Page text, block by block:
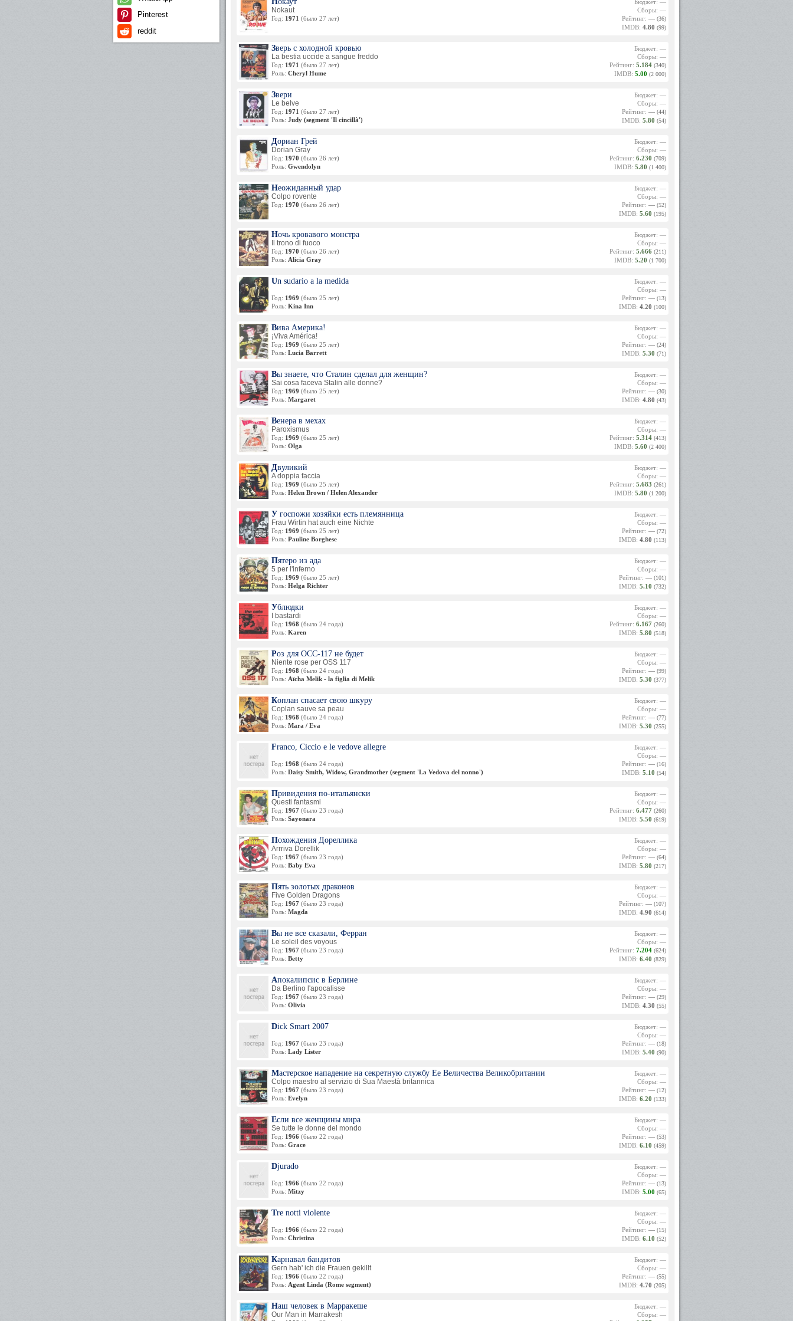
Pinterest
reddit
В Италию она вернулась уже в 1981 году и снялась в комедии Дино Ризи "Sesso e volentieri "
(1982), где снова работала вместе с Джонни Дорелли. Но возвращения в кино не состоялось.
Она сыграла ещё в одном фильме – очень мрачном детективе "Neapolitan Sting" (1983).
Личная жизнь
В 1963 году вышла замуж за итальянского хореографа, а позднее театрального агента Джино
Малерба. Брак просуществовал недолго, но в этом браке она родила первого сына.
Её сыновья тоже посвятили себя миру кино: Роберто Малерба – сын от брака с Джино
Малерба – стал продюсером и директором картин, а Дамьян Андерсон – координатором
проектов.
Nokaut
Год: 1971 (было 27 лет)
Бюджет: —
Сборы: —
Рейтинг: — (36)
IMDB: 4.80 (99)
Зверь с холодной кровью
La bestia uccide a sangue freddo
Год: 1971 (было 27 лет)
Роль: Cheryl Hume
Бюджет: —
Сборы: —
Рейтинг: 5.184 (340)
IMDB: 5.00 (2 000)
Звери
Le belve
Год: 1971 (было 27 лет)
Роль: Judy (segment 'Il cincillà')
Бюджет: —
Сборы: —
Рейтинг: — (44)
IMDB: 5.80 (54)
Дориан Грей
Dorian Gray
Год: 1970 (было 26 лет)
Роль: Gwendolyn
Бюджет: —
Сборы: —
Рейтинг: 6.230 (709)
IMDB: 5.80 (1 400)
Неожиданный удар
Colpo rovente
Год: 1970 (было 26 лет)
Бюджет: —
Сборы: —
Рейтинг: — (52)
IMDB: 5.60 (195)
Ночь кровавого монстра
Il trono di fuoco
Год: 1970 (было 26 лет)
Роль: Alicia Gray
Бюджет: —
Сборы: —
Рейтинг: 5.666 (211)
IMDB: 5.20 (1 700)
Un sudario a la medida
Год: 1969 (было 25 лет)
Роль: Kina Inn
Бюджет: —
Сборы: —
Рейтинг: — (13)
IMDB: 4.20 (100)
Вива Америка!
¡Viva América!
Год: 1969 (было 25 лет)
Роль: Lucia Barrett
Бюджет: —
Сборы: —
Рейтинг: — (24)
IMDB: 5.30 (71)
Вы знаете, что Сталин сделал для женщин?
Sai cosa faceva Stalin alle donne?
Год: 1969 (было 25 лет)
Роль: Margaret
Бюджет: —
Сборы: —
Рейтинг: — (30)
IMDB: 4.80 (43)
Венера в мехах
Paroxismus
Год: 1969 (было 25 лет)
Роль: Olga
Бюджет: —
Сборы: —
Рейтинг: 5.314 (413)
IMDB: 5.60 (2 400)
Двуликий
A doppia faccia
Год: 1969 (было 25 лет)
Роль: Helen Brown / Helen Alexander
Бюджет: —
Сборы: —
Рейтинг: 5.683 (261)
IMDB: 5.80 (1 200)
У госпожи хозяйки есть племянница
Frau Wirtin hat auch eine Nichte
Год: 1969 (было 25 лет)
Роль: Pauline Borghese
Бюджет: —
Сборы: —
Рейтинг: — (72)
IMDB: 4.80 (113)
Пятеро из ада
5 per l'inferno
Год: 1969 (было 25 лет)
Роль: Helga Richter
Бюджет: —
Сборы: —
Рейтинг: — (101)
IMDB: 5.10 (732)
Ублюдки
I bastardi
Год: 1968 (было 24 года)
Роль: Karen
Бюджет: —
Сборы: —
Рейтинг: 6.167 (260)
IMDB: 5.80 (518)
Роз для ОСС-117 не будет
Niente rose per OSS 117
Год: 1968 (было 24 года)
Роль: Aïcha Melik - la figlia di Melik
Бюджет: —
Сборы: —
Рейтинг: — (99)
IMDB: 5.30 (377)
Коплан спасает свою шкуру
Coplan sauve sa peau
Год: 1968 (было 24 года)
Роль: Mara / Eva
Бюджет: —
Сборы: —
Рейтинг: — (77)
IMDB: 5.30 (255)
Franco, Ciccio e le vedove allegre
Год: 1968 (было 24 года)
Роль: Daisy Smith, Widow, Grandmother (segment 'La Vedova del nonno')
Бюджет: —
Сборы: —
Рейтинг: — (16)
IMDB: 5.10 (54)
Привидения по-итальянски
Questi fantasmi
Год: 1967 (было 23 года)
Роль: Sayonara
Бюджет: —
Сборы: —
Рейтинг: 6.477 (260)
IMDB: 5.50 (619)
Похождения Дореллика
Arrriva Dorellik
Год: 1967 (было 23 года)
Роль: Baby Eva
Бюджет: —
Сборы: —
Рейтинг: — (64)
IMDB: 5.80 (217)
Пять золотых драконов
Five Golden Dragons
Год: 1967 (было 23 года)
Роль: Magda
Бюджет: —
Сборы: —
Рейтинг: — (107)
IMDB: 4.90 (614)
Вы не все сказали, Ферран
Le soleil des voyous
Год: 1967 (было 23 года)
Роль: Betty
Бюджет: —
Сборы: —
Рейтинг: 7.204 (624)
IMDB: 6.40 (829)
Апокалипсис в Берлине
Da Berlino l'apocalisse
Год: 1967 (было 23 года)
Роль: Olivia
Бюджет: —
Сборы: —
Рейтинг: — (29)
IMDB: 4.30 (55)
Dick Smart 2007
Год: 1967 (было 23 года)
Роль: Lady Lister
Бюджет: —
Сборы: —
Рейтинг: — (18)
IMDB: 5.40 (90)
Мастерское нападение на секретную службу Ее Величества Великобритании
Colpo maestro al servizio di Sua Maestà britannica
Год: 1967 (было 23 года)
Роль: Evelyn
Бюджет: —
Сборы: —
Рейтинг: — (12)
IMDB: 6.20 (133)
Если все женщины мира
Se tutte le donne del mondo
Год: 1966 (было 22 года)
Роль: Grace
Бюджет: —
Сборы: —
Рейтинг: — (53)
IMDB: 6.10 (459)
Djurado
Год: 1966 (было 22 года)
Роль: Mitzy
Бюджет: —
Сборы: —
Рейтинг: — (13)
IMDB: 5.00 (65)
Tre notti violente
Год: 1966 (было 22 года)
Роль: Christina
Бюджет: —
Сборы: —
Рейтинг: — (15)
IMDB: 6.10 (52)
Карнавал бандитов
Gern hab' ich die Frauen gekillt
Год: 1966 (было 22 года)
Роль: Agent Linda (Rome segment)
Бюджет: —
Сборы: —
Рейтинг: — (55)
IMDB: 4.70 (205)
Наш человек в Марракеше
Our Man in Marrakesh
Бюджет: —
Сборы: —